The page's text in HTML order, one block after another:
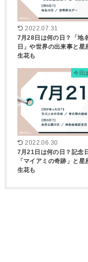
2022.07.31
7月28日は何の日？「地
日」や世界の出来事と星
生花も
今日
2022.06.30
7月21日は何の日？記念
「マイアミの奇跡」と星
生花も